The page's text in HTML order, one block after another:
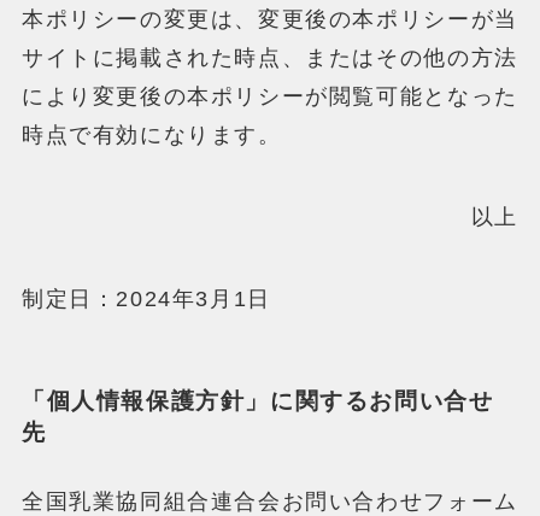
本ポリシーの変更は、変更後の本ポリシーが当
サイトに掲載された時点、またはその他の方法
により変更後の本ポリシーが閲覧可能となった
時点で有効になります。
以上
制定日：2024年3月1日
「個人情報保護方針」に関するお問い合せ
先
全国乳業協同組合連合会お問い合わせフォーム